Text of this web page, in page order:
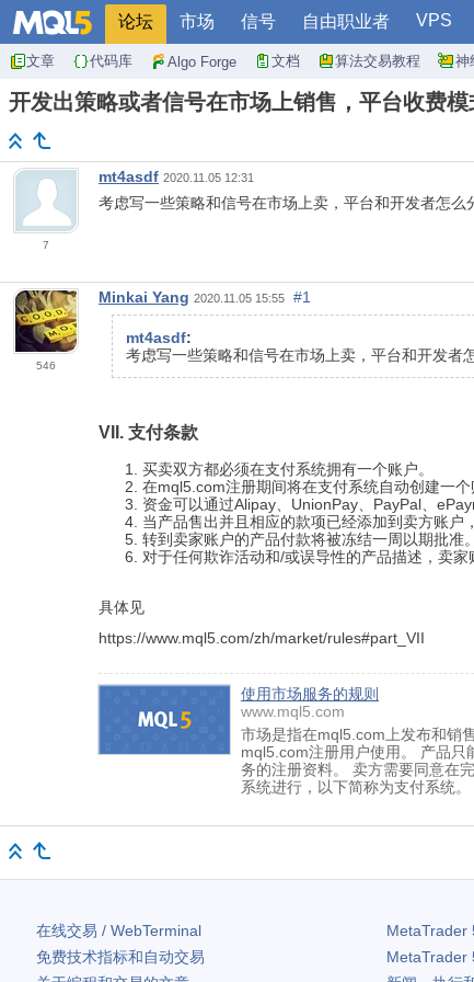
论坛 市场 信号 自由职业者 VPS
文章 代码库 Algo Forge 文档 算法交易教程 神
开发出策略或者信号在市场上销售，平台收费模
7
mt4asdf 2020.11.05 12:31
考虑写一些策略和信号在市场上卖，平台和开发者怎么
546
Minkai Yang 2020.11.05 15:55 #1
mt4asdf:
考虑写一些策略和信号在市场上卖，平台和开发者
VII. 支付条款
买卖双方都必须在支付系统拥有一个账户。
在mql5.com注册期间将在支付系统自动创建一个
资金可以通过Alipay、UnionPay、PayPal、
当产品售出并且相应的款项已经添加到卖方账户，
转到卖家账户的产品付款将被冻结一周以期批准
对于任何欺诈活动和/或误导性的产品描述，卖
具体见
https://www.mql5.com/zh/market/rules#part_VII
使用市场服务的规则
www.mql5.com
市场是指在mql5.com上发布和销
mql5.com注册用户使用。 产品只
务的注册资料。 卖方需要同意在
系统进行，以下简称为支付系统
在线交易 / WebTerminal
免费技术指标和自动交易
MetaTrader
MetaTrader